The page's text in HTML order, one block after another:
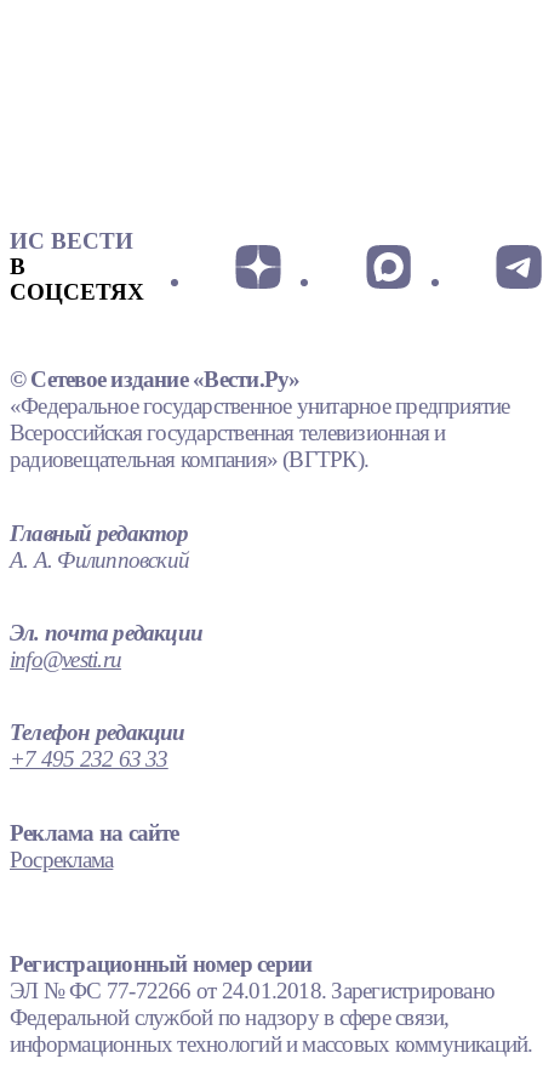
ИС ВЕСТИ
В
СОЦСЕТЯХ
© Сетевое издание «Вести.Ру»
«Федеральное государственное унитарное предприятие
Всероссийская государственная телевизионная и
радиовещательная компания» (ВГТРК).
Главный редактор
А. А. Филипповский
Эл. почта редакции
info@vesti.ru
Телефон редакции
+7 495 232 63 33
Реклама на сайте
Росреклама
Регистрационный номер серии
ЭЛ № ФС 77-72266 от 24.01.2018. Зарегистрировано
Федеральной службой по надзору в сфере связи,
информационных технологий и массовых коммуникаций.